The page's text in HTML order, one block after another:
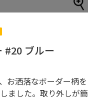
#20 ブルー
お洒落なボーダー柄を
ました。取り外しが簡